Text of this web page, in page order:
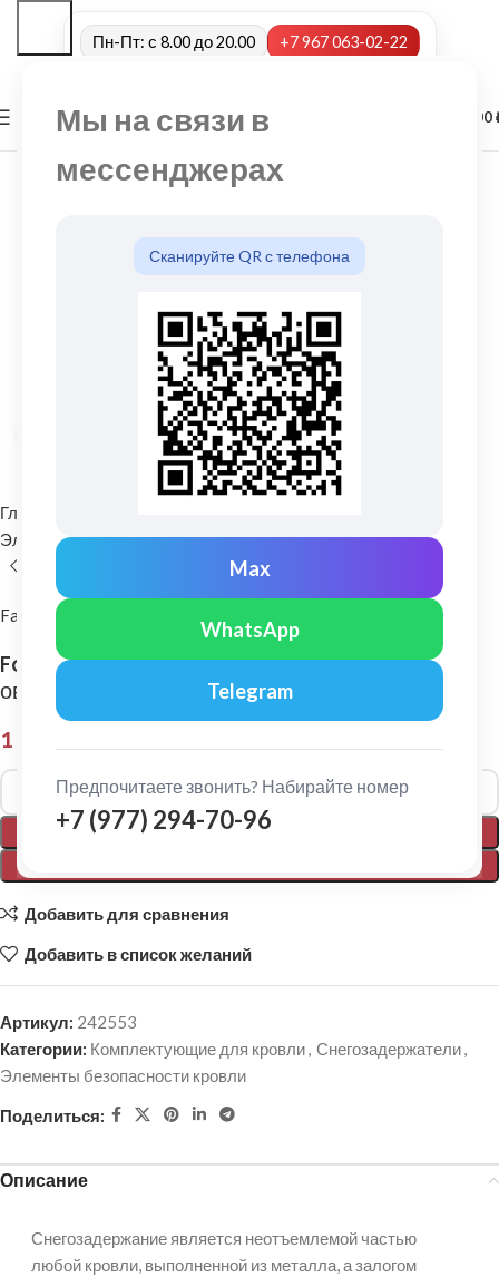
Мы на связи в
мессенджерах
Сканируйте QR с телефона
Max
WhatsApp
Telegram
Предпочитаете звонить? Набирайте номер
+7 (977) 294-70-96
Пн-Пт: с 8.00 до 20.00 +7 967 063-02-22
МЕНЮ 0,00
Нажмите, чтобы увеличить
Главная
Элементы безопасности кровли Снегозадержатели
FarAcs PREMIUM
FarAcs PREMIUM: Снегозадержатель плоско-
овальный 45х25 1м RR 32
1 995,00
В КОРЗИНУ
Alternative:
Добавить для сравнения
Добавить в список желаний
Артикул: 242553
Категории: Комплектующие для кровли, Снегозадержатели,
Элементы безопасности кровли
Поделиться:
Описание
Снегозадержание является неотъемлемой частью
любой кровли, выполненной из металла, а залогом